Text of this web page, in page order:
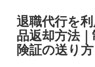
退職代行を
品返却方法
険証の送り方